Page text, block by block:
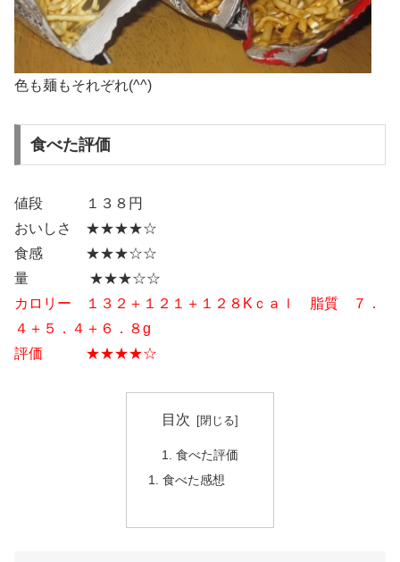
色も麺もそれぞれ(^^)
食べた評価
値段 １３８円
おいしさ ★★★★☆
食感 ★★★☆☆
量 ★★★☆☆
カロリー １３２＋１２１＋１２８Kｃａｌ 脂質 ７．
４＋５．４＋６．８g
評価 ★★★★☆
目次
食べた評価
食べた感想